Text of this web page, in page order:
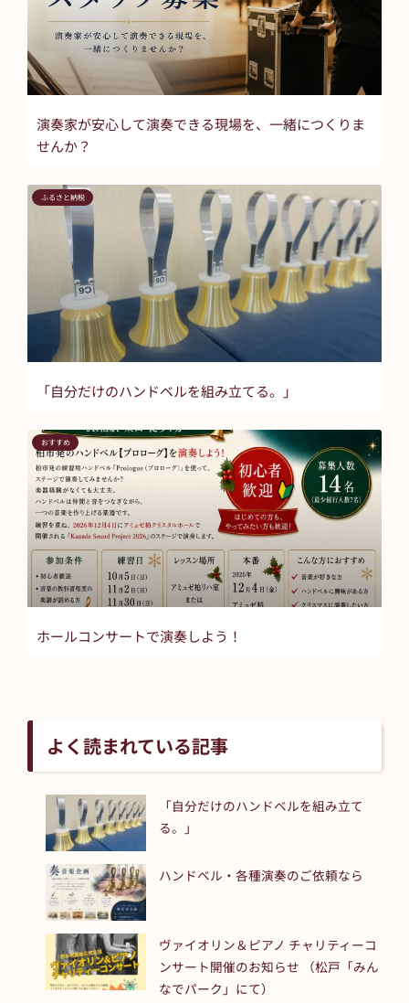
演奏家が安心して演奏できる現場を、一緒につくりま
せんか？
ふるさと納税
「自分だけのハンドベルを組み立てる。」
おすすめ
ホールコンサートで演奏しよう！
よく読まれている記事
「自分だけのハンドベルを組み立て
る。」
ハンドベル・各種演奏のご依頼なら
ヴァイオリン＆ピアノ チャリティーコ
ンサート開催のお知らせ （松戸「みん
なでパーク」にて）